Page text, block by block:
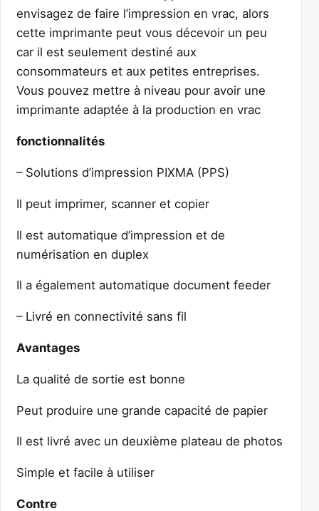
envisagez de faire l’impression en vrac, alors
cette imprimante peut vous décevoir un peu
car il est seulement destiné aux
consommateurs et aux petites entreprises.
Vous pouvez mettre à niveau pour avoir une
imprimante adaptée à la production en vrac
fonctionnalités
– Solutions d’impression PIXMA (PPS)
Il peut imprimer, scanner et copier
Il est automatique d’impression et de
numérisation en duplex
Il a également automatique document feeder
– Livré en connectivité sans fil
Avantages
La qualité de sortie est bonne
Peut produire une grande capacité de papier
Il est livré avec un deuxième plateau de photos
Simple et facile à utiliser
Contre